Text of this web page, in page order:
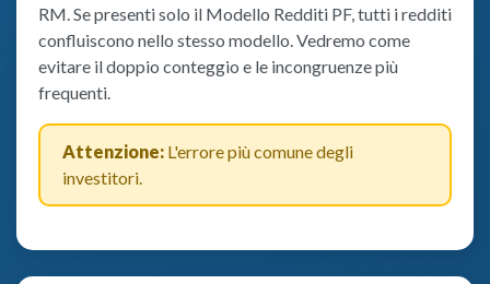
RM. Se presenti solo il Modello Redditi PF, tutti i redditi
confluiscono nello stesso modello. Vedremo come
evitare il doppio conteggio e le incongruenze più
frequenti.
Attenzione: L'errore più comune degli
investitori.